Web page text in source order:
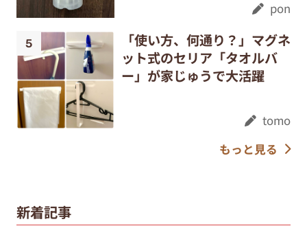
pon
「使い方、何通り？」マグネ
ット式のセリア「タオルバ
ー」が家じゅうで大活躍
tomo
もっと見る
新着記事